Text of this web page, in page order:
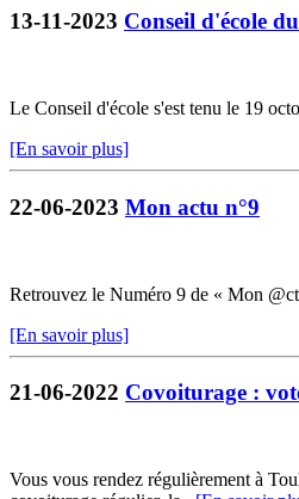
13-11-2023 Conseil d'école
Le Conseil d'école s'est tenu le 19
[En savoir plus]
22-06-2023 Mon actu n°9
Retrouvez le Numéro 9 de « Mon
[En savoir plus]
21-06-2022 Covoiturage :
Vous vous rendez régulièrement à